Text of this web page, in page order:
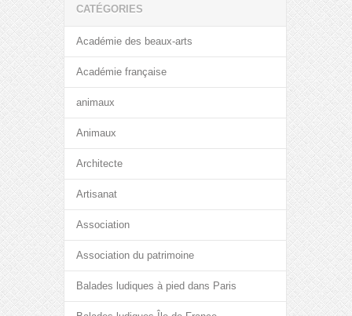
CATÉGORIES
Académie des beaux-arts
Académie française
animaux
Animaux
Architecte
Artisanat
Association
Association du patrimoine
Balades ludiques à pied dans Paris